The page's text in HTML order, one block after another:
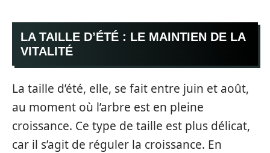
LA TAILLE D’ÉTÉ : LE MAINTIEN DE LA
VITALITÉ
La taille d’été, elle, se fait entre juin et août,
au moment où l’arbre est en pleine
croissance. Ce type de taille est plus délicat,
car il s’agit de réguler la croissance. En